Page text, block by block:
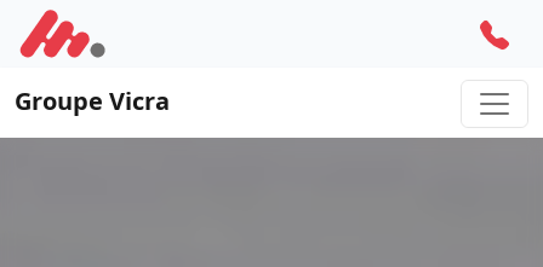
Groupe Vicra